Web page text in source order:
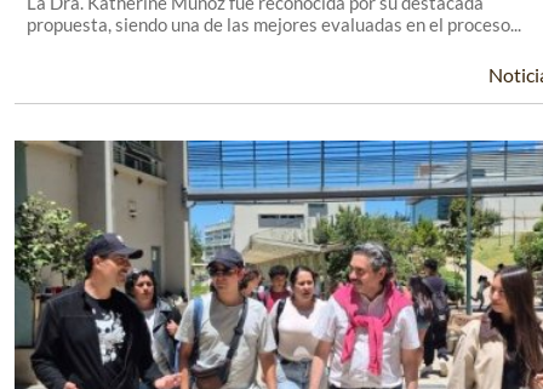
propuesta, siendo una de las mejores evaluadas en el proceso...